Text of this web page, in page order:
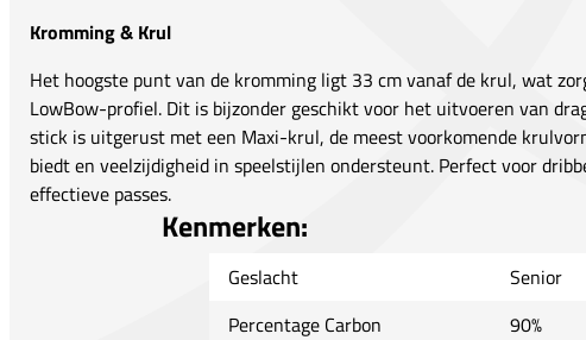
Kromming & Krul
Het hoogste punt van de kromming ligt 33 cm vanaf de krul, wat
LowBow-profiel. Dit is bijzonder geschikt voor het uitvoeren van
stick is uitgerust met een Maxi-krul, de meest voorkomende
biedt en veelzijdigheid in speelstijlen ondersteunt. Perfect voor
effectieve passes.
Kenmerken:
Geslacht
Senior
Percentage Carbon
90%